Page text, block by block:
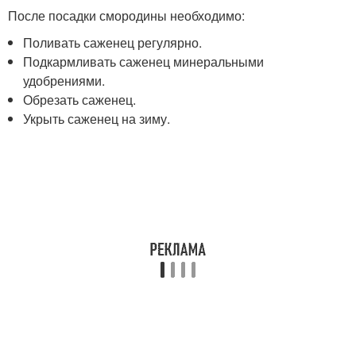
После посадки смородины необходимо:
Поливать саженец регулярно.
Подкармливать саженец минеральными
удобрениями.
Обрезать саженец.
Укрыть саженец на зиму.